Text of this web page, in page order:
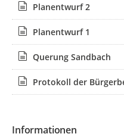
Planentwurf 2
Planentwurf 1
Querung Sandbach
Protokoll der
Informationen